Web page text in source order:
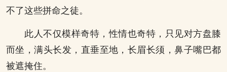
不了这些拼命之徒。
此人不仅模样奇特，性情也奇特，只见对方盘膝
而坐，满头长发，直垂至地，长眉长须，鼻子嘴巴都
被遮掩住。